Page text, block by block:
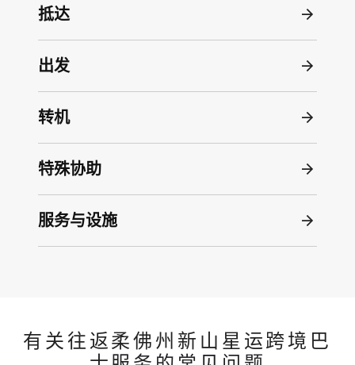
抵达
出发
转机
特殊协助
服务与设施
有关往返柔佛州新山星运跨境巴